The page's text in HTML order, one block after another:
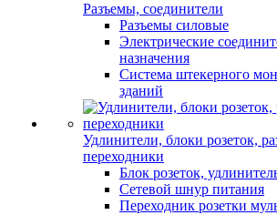
Разъемы, соединители
Разъемы силовые
Электрические
назначения
Система штекерного
зданий
Удлинители, блоки розеток,
переходники
Блок розеток,
Сетевой шнур питания
Переходник розетки